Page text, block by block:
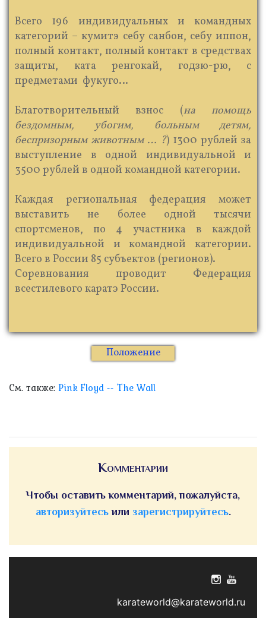
​ Всего 196 индивидуальных и командных
категорий – кумитэ себу санбон, себу иппон,
полный контакт, полный контакт в средствах
защиты, ката ренгокай, годзю-рю, с
предметами ​ фукуго…
​ Благотворительный взнос (на помощь
бездомным, убогим, больным детям,
беспризорным животным … ?) 1300 рублей за
выступление в одной индивидуальной и
3500 рублей в одной командной категории.
Каждая региональная федерация может
выставить не более одной тысячи
спортсменов, по 4 участника в каждой
индивидуальной и командной категории.
Всего в России 85 субъектов (регионов).
Соревнования проводит Федерация
всестилевого каратэ России.
Положение
См. также: Pink Floyd -- The Wall
Комментарии
Чтобы оставить комментарий, пожалуйста,
авторизуйтесьили зарегистрируйтесь.
karateworld@karateworld.ru